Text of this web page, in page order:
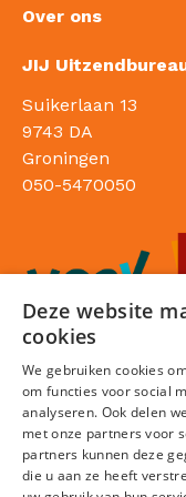
Over ons
JIJ
Suikerlaan 13
9743 DA
Groningen
050-5470050
Deze website
cookies
We gebruiken cookies
om functies voor social
analyseren. Ook delen
met onze partners voor
partners kunnen deze
die u aan ze heeft